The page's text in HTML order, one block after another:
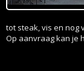
tot steak, vis en nog
Op aanvraag kan je